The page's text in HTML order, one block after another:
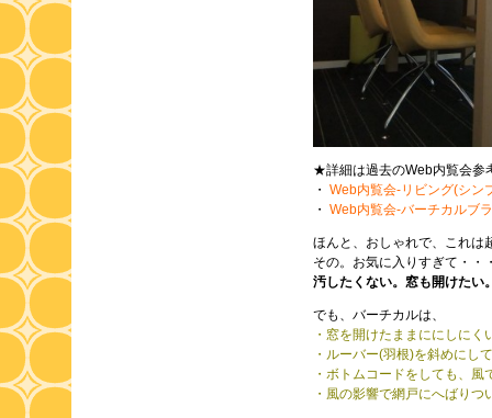
★詳細は過去のWeb内覧会参
・ Web内覧会-リビング(シン
・ Web内覧会-バーチカルブ
ほんと、おしゃれで、これは
その。お気に入りすぎて・・
汚したくない。窓も開けたい
でも、バーチカルは、
・窓を開けたままににしにく
・ルーバー(羽根)を斜めにし
・ボトムコードをしても、風
・風の影響で網戸にへばりつ